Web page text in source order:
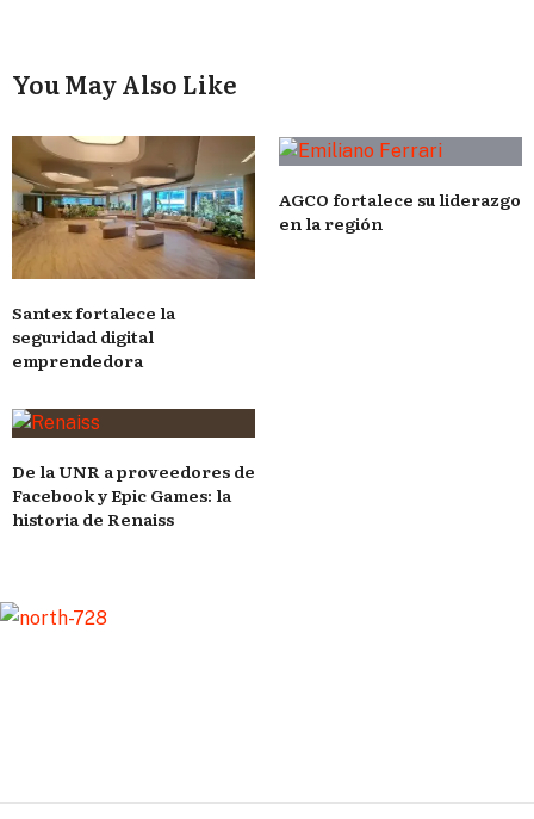
You May Also Like
Santex fortalece la
seguridad digital
emprendedora
AGCO fortalece su liderazgo
en la región
De la UNR a proveedores de
Facebook y Epic Games: la
historia de Renaiss